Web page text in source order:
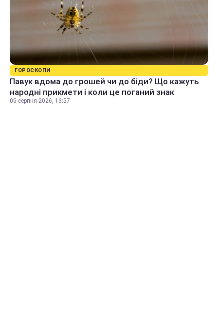
ГОРОСКОПИ
Павук вдома до грошей чи до біди? Що кажуть
народні прикмети і коли це поганий знак
05 серпня 2026, 13:57